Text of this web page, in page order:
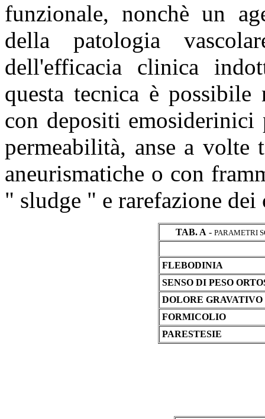
funzionale, nonchè un
della patologia
dell'efficacia clinica
questa tecnica è
con depositi emosiderinici
permeabilità, anse a volte
aneurismatiche o con
" sludge " e rarefazione
TAB. A - PARAMETRI
FLEBODINIA
SENSO DI PESO
DOLORE
FORMICOLIO
PARESTESIE